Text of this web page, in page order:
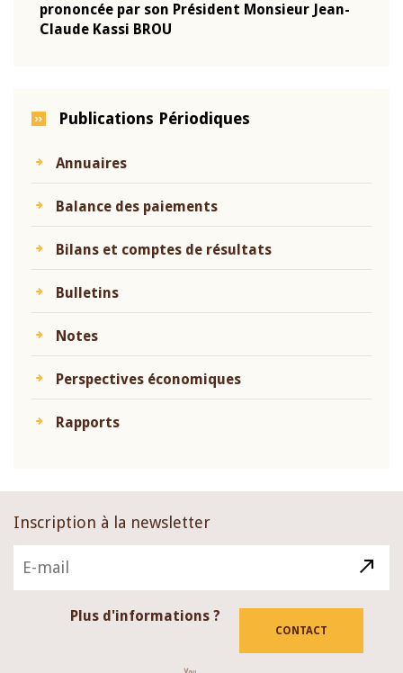
prononcée par son Président Monsieur Jean-
Claude Kassi BROU
Publications Périodiques
Annuaires
Balance des paiements
Bilans et comptes de résultats
Bulletins
Notes
Perspectives économiques
Rapports
Inscription à la newsletter
Plus d'informations ?
CONTACT